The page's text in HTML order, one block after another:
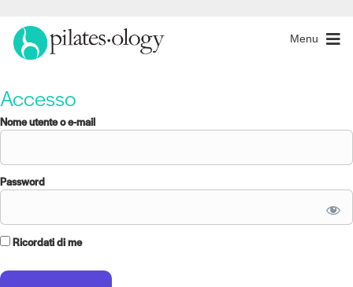
Menu
Accesso
Nome utente o e-mail
Password
Ricordati di me